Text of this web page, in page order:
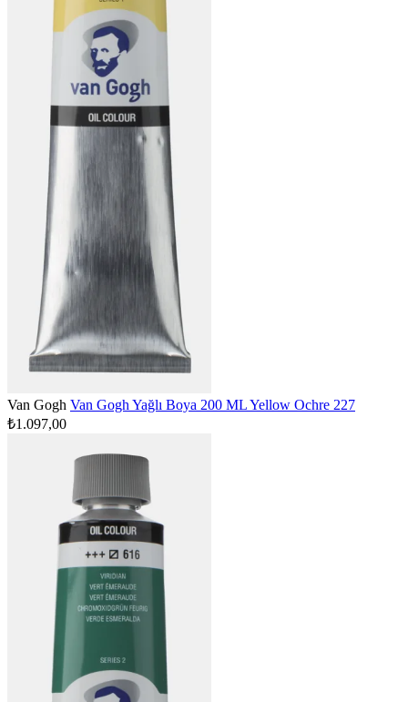
Van Gogh Van Gogh Yağlı Boya 200 ML Yellow Ochre 227
₺1.097,00